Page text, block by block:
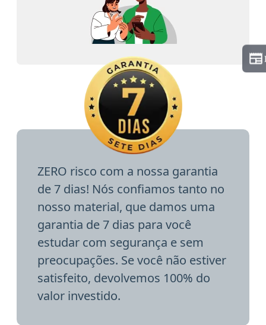
ZERO risco com a nossa garantia
de 7 dias! Nós confiamos tanto no
nosso material, que damos uma
garantia de 7 dias para você
estudar com segurança e sem
preocupações. Se você não estiver
satisfeito, devolvemos 100% do
valor investido.